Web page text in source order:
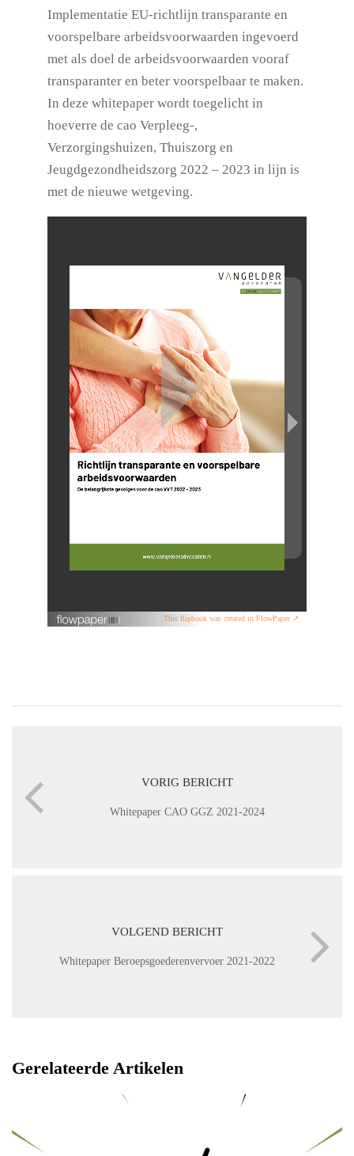
Implementatie EU-richtlijn transparante en
voorspelbare arbeidsvoorwaarden ingevoerd
met als doel de arbeidsvoorwaarden vooraf
transparanter en beter voorspelbaar te maken.
In deze whitepaper wordt toegelicht in
hoeverre de cao Verpleeg-,
Verzorgingshuizen, Thuiszorg en
Jeugdgezondheidszorg 2022 – 2023 in lijn is
met de nieuwe wetgeving.
This flipbook was created in FlowPaper ↗
VORIG BERICHT
Whitepaper CAO GGZ 2021-2024
VOLGEND BERICHT
Whitepaper Beroepsgoederenvervoer 2021-2022
Gerelateerde Artikelen